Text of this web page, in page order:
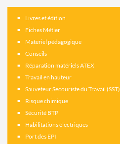
Livres et édition
Fiches Métier
Materiel pédagogique
Conseils
Réparation matériels ATEX
Travail en hauteur
Sauveteur Secouriste du Travail (SST)
Risque chimique
Sécurité BTP
Habilitations électriques
Port des EPI